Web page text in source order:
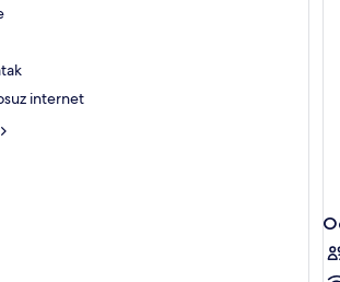
internet